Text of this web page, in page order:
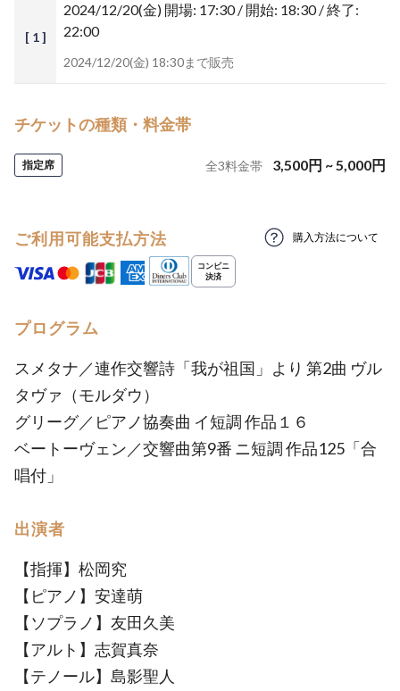
[ 1 ]
2024/12/20(金) 開場: 17:30 / 開始: 18:30 / 終了:
22:00
2024/12/20(金) 18:30まで販売
チケットの種類・料金帯
指定席 全3料金帯 3,500円 ~5,000円
ご利用可能支払方法 購入方法について
プログラム
スメタナ／連作交響詩「我が祖国」より 第2曲 ヴル
タヴァ（モルダウ）
グリーグ／ピアノ協奏曲 イ短調 作品１６
ベートーヴェン／交響曲第9番 ニ短調 作品125「合
唱付」
出演者
【指揮】松岡究
【ピアノ】安達萌
【ソプラノ】友田久美
【アルト】志賀真奈
【テノール】島影聖人